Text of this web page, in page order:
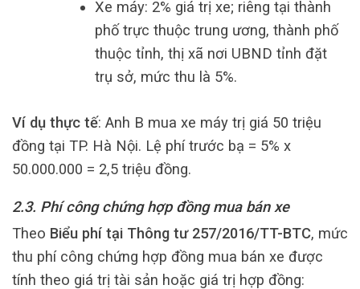
Xe máy: 2% giá trị xe; riêng tại thành
phố trực thuộc trung ương, thành phố
thuộc tỉnh, thị xã nơi UBND tỉnh đặt
trụ sở, mức thu là 5%.
Ví dụ thực tế: Anh B mua xe máy trị giá 50 triệu
đồng tại TP. Hà Nội. Lệ phí trước bạ = 5% x
50.000.000 = 2,5 triệu đồng.
2.3. Phí công chứng hợp đồng mua bán xe
Theo Biểu phí tại Thông tư 257/2016/TT-BTC, mức
thu phí công chứng hợp đồng mua bán xe được
tính theo giá trị tài sản hoặc giá trị hợp đồng: